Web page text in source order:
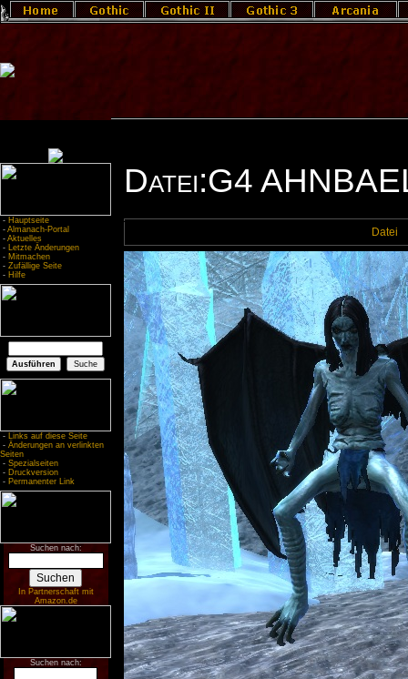
- Hauptseite
- Almanach-Portal
- Aktuelles
- Letzte Änderungen
- Mitmachen
- Zufällige Seite
- Hilfe
- Links auf diese Seite
- Änderungen an verlinkten
Seiten
- Spezialseiten
- Druckversion
- Permanenter Link
Suchen nach:
In Partnerschaft mit
Amazon.de
Suchen nach:
Datei:G4
Datei